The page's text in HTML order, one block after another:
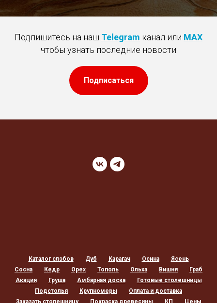
Подпишитесь на наш Telegram канал или MAX
чтобы узнать последние новости
Подписаться
Каталог слэбов Дуб Карагач Осина
Ясень
Сосна
Кедр Орех Тополь Ольха Вишня
Граб
Акация
Груша Амбарная доска
Готовые столешницы
Подстолья
Крупномеры
Оплата и доставка
Заказать столешницу
Покраска древесины КП Цены